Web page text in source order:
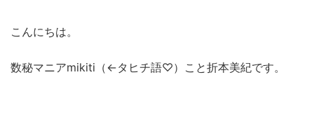
こんにちは。
数秘マニアmikiti（←タヒチ語♡）こと折本美紀です。